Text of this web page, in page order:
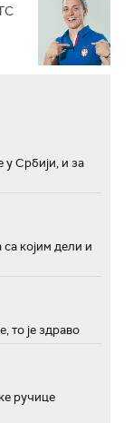
у Србији, и за
којим дели и
то је здраво
ручице